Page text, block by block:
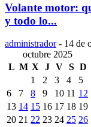
Volante motor:
y todo lo...
administrador - 14 de
octubre 2025
L M X J V S D
1
2 3 4
5
6
7 8 9 10 11 12
13 14 15 16 17 18 19
20 21 22 23 24 25 26